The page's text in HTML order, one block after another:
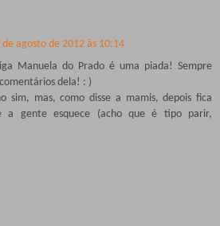
de agosto de 2012 às 10:14
Manuela do Prado é uma piada! Sempre
dela! : )
sim, mas, como disse a mamis, depois fica
a gente esquece (acho que é tipo parir,